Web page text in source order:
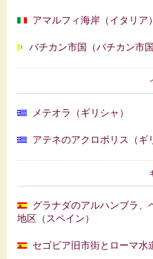
アマルフィ海岸（イタリア）
バチカン市国（バチカン市国
メテオラ（ギリシャ）
アテネのアクロポリス（ギ
グラナダのアルハンブラ、
地区（スペイン）
セゴビア旧市街とローマ水